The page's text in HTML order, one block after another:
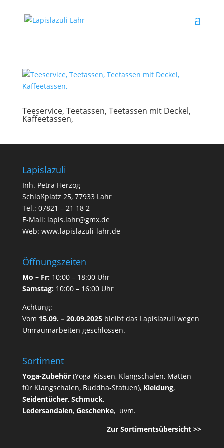
Teeservice, Teetassen, Teetassen mit Deckel,
Kaffeetassen,
Lapislazuli
Inh. Petra Herzog
Schloßplatz 25, 77933 Lahr
Tel.: 07821 – 21 18 2
E-Mail: lapis.lahr@gmx.de
Web: www.lapislazuli-lahr.de
Öffnungszeiten
Mo –Fr: 10:00 – 18:00 Uhr
Samstag:10:00 – 16:00 Uhr
Achtung:
Vom 15.09. – 20.09.2025bleibt das Lapislazuli wegen
Umräumarbeiten geschlossen.
Sortiment
Yoga-Zubehör(Yoga-Kissen, Klangschalen, Matten
für Klangschalen, Buddha-Statuen), Kleidung,
Seidentücher, Schmuck,
Ledersandalen, Geschenke, uvm.
Zur Sortimentsübersicht >>